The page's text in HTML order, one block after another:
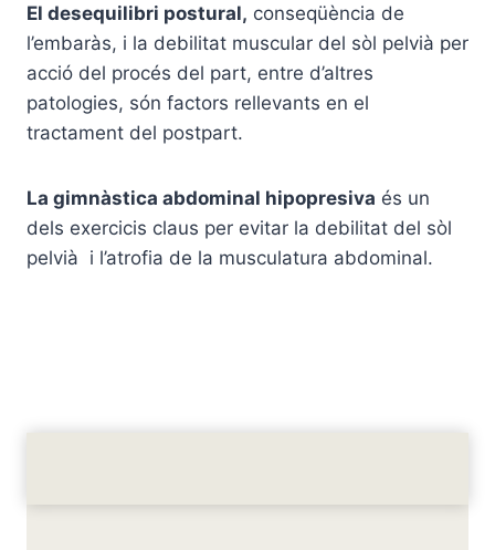
El desequilibri postural, conseqüència de
l’embaràs, i la debilitat muscular del sòl pelvià per
acció del procés del part, entre d’altres
patologies, són factors rellevants en el
tractament del postpart.
La gimnàstica abdominal hipopresiva és un
dels exercicis claus per evitar la debilitat del sòl
pelvià i l’atrofia de la musculatura abdominal.